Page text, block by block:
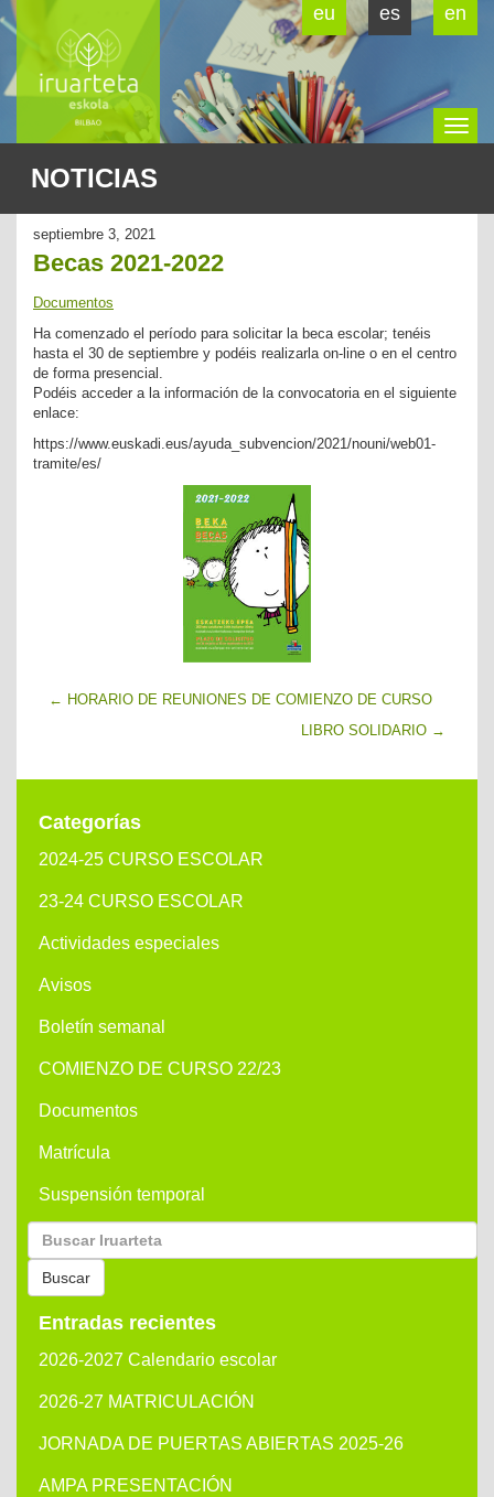
eu es en
NOTICIAS
septiembre 3, 2021
Becas 2021-2022
Documentos
Ha comenzado el período para solicitar la beca escolar; tenéis
hasta el 30 de septiembre y podéis realizarla on-line o en el centro
de forma presencial.
Podéis acceder a la información de la convocatoria en el siguiente
enlace:
https://www.euskadi.eus/ayuda_subvencion/2021/nouni/web01-
tramite/es/
← HORARIO DE REUNIONES DE COMIENZO DE CURSO
LIBRO SOLIDARIO →
Categorías
2024-25 CURSO ESCOLAR
23-24 CURSO ESCOLAR
Actividades especiales
Avisos
Boletín semanal
COMIENZO DE CURSO 22/23
Documentos
Matrícula
Suspensión temporal
Buscar
por:
Buscar
Entradas recientes
2026-2027 Calendario escolar
2026-27 MATRICULACIÓN
JORNADA DE PUERTAS ABIERTAS 2025-26
AMPA PRESENTACIÓN